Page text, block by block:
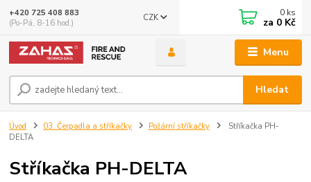
Menu
CZK
Hledat
+420 725 408 883
(Po-Pá, 8-16 hod.)
0 ks
za 0 Kč
Úvod 03. Čerpadla a stříkačky Požární stříkačky
Stříkačka PH-
DELTA
Stříkačka PH-DELTA